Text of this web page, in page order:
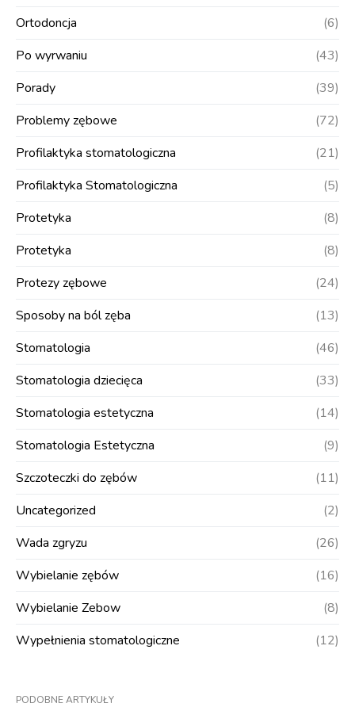
Ortodoncja
(6)
Po wyrwaniu
(43)
Porady
(39)
Problemy zębowe
(72)
Profilaktyka stomatologiczna
(21)
Profilaktyka Stomatologiczna
(5)
Protetyka
(8)
Protetyka
(8)
Protezy zębowe
(24)
Sposoby na ból zęba
(13)
Stomatologia
(46)
Stomatologia dziecięca
(33)
Stomatologia estetyczna
(14)
Stomatologia Estetyczna
(9)
Szczoteczki do zębów
(11)
Uncategorized
(2)
Wada zgryzu
(26)
Wybielanie zębów
(16)
Wybielanie Zebow
(8)
Wypełnienia stomatologiczne
(12)
PODOBNE ARTYKUŁY